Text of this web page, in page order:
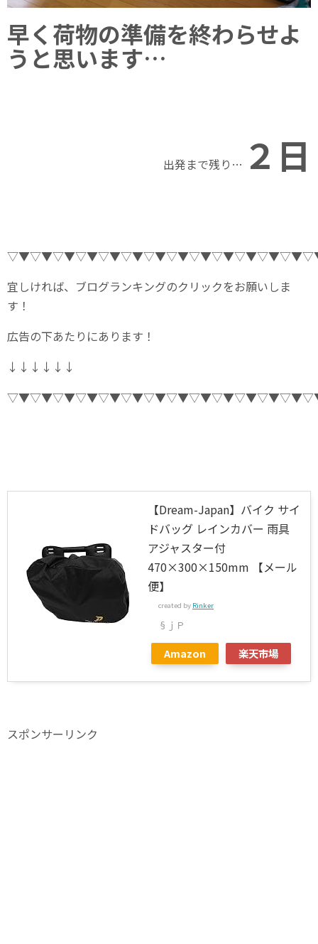
早く荷物の準備を終わらせよ
うと思います…
出発まで残り… ２ 日
宜しければ、ブログランキングのクリックをお願いしま
す！
広告の下あたりにあります！
↓↓↓↓↓↓
【Dream-Japan】バイク サイ
ドバッグ レインカバー 雨具
アジャスター付
470×300×150mm 【メール
便】
created by Rinker
§ｊＰ
Amazon 楽天市場
スポンサーリンク